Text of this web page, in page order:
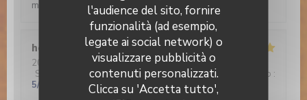
l'audience del sito, fornire
funzionalità (ad esempio,
legate ai social network) o
visualizzare pubblicità o
contenuti personalizzati.
Clicca su 'Accetta tutto',
méditerranéenne savoureuse
henri
2026-02-21
- 13:00 - Ospiti 6
Servizio
Atmosfera:5/5 Cucina:5/5 Qualità / Prezzo :
5/5
Brasserie Valma